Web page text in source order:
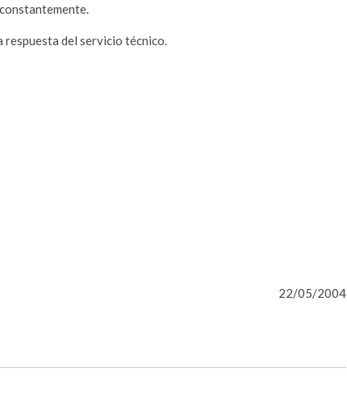
respuesta del servicio técnico.
22/05/2004